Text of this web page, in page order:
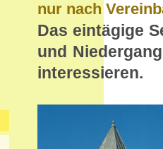
nur nach
Das eintägige
und
interessieren.